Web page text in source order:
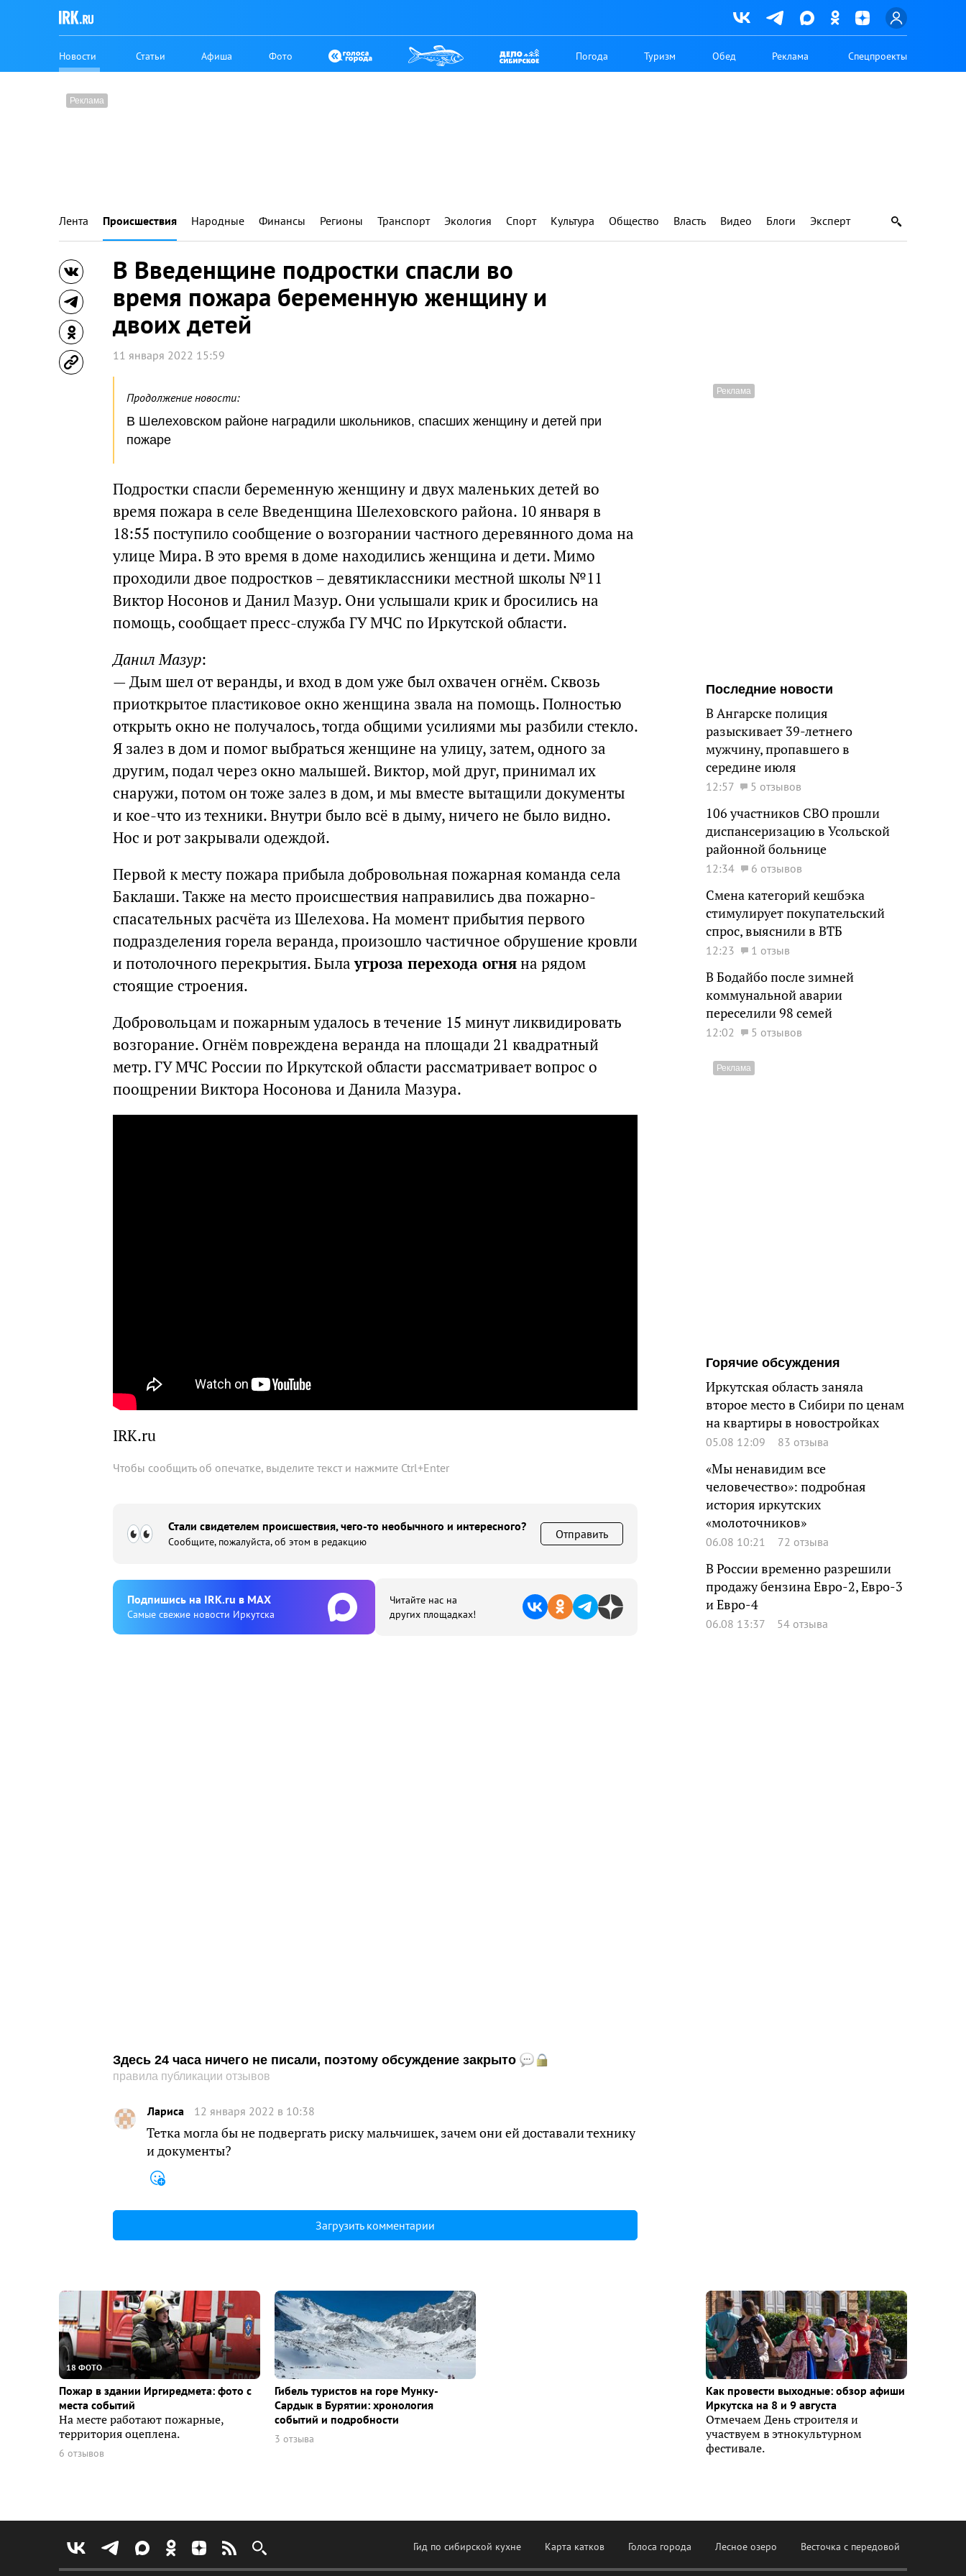
Новости Статьи Афиша Фото Погода Туризм Обед Реклама Спецпроекты
Лента Происшествия Народные Финансы Регионы Транспорт Экология Спорт Культура Общество Власть Видео Блоги Эксперт
В Введенщине подростки спасли во
время пожара беременную женщину и
двоих детей
11 января 2022 15:59
Продолжение новости:
В Шелеховском районе наградили школьников, спасших женщину и детей при
пожаре
Подростки спасли беременную женщину и двух маленьких детей во
время пожара в селе Введенщина Шелеховского района. 10 января в
18:55 поступило сообщение о возгорании частного деревянного дома на
улице Мира. В это время в доме находились женщина и дети. Мимо
проходили двое подростков – девятиклассники местной школы №11
Виктор Носонов и Данил Мазур. Они услышали крик и бросились на
помощь, сообщает пресс-служба ГУ МЧС по Иркутской области.
Данил Мазур:
— Дым шел от веранды, и вход в дом уже был охвачен огнём. Сквозь
приоткрытое пластиковое окно женщина звала на помощь. Полностью
открыть окно не получалось, тогда общими усилиями мы разбили стекло.
Я залез в дом и помог выбраться женщине на улицу, затем, одного за
другим, подал через окно малышей. Виктор, мой друг, принимал их
снаружи, потом он тоже залез в дом, и мы вместе вытащили документы
и кое-что из техники. Внутри было всё в дыму, ничего не было видно.
Нос и рот закрывали одеждой.
Первой к месту пожара прибыла добровольная пожарная команда села
Баклаши. Также на место происшествия направились два пожарно-
спасательных расчёта из Шелехова. На момент прибытия первого
подразделения горела веранда, произошло частичное обрушение кровли
и потолочного перекрытия. Былаугроза перехода огняна рядом
стоящие строения.
Добровольцам и пожарным удалось в течение 15 минут ликвидировать
возгорание. Огнём повреждена веранда на площади 21 квадратный
метр. ГУ МЧС России по Иркутской области рассматривает вопрос о
поощрении Виктора Носонова и Данила Мазура.
IRK.ru
Чтобы сообщить об опечатке, выделите текст и нажмите Ctrl+Enter
Стали свидетелем происшествия, чего-то необычного и интересного?
Сообщите, пожалуйста, об этом в редакцию
Отправить
Подпишиcь на IRK.ru в MAX
Cамые свежие новости Иркутска
Читайте нас на
других площадках!
Здесь 24 часа ничего не писали, поэтому обсуждение закрыто
правила публикации отзывов
Лариса 12 января 2022 в 10:38
Тетка могла бы не подвергать риску мальчишек, зачем они ей доставали технику
и документы?
Загрузить комментарии
Последние новости
В Ангарске полиция
разыскивает 39-летнего
мужчину, пропавшего в
середине июля
12:57 5 отзывов
106 участников СВО прошли
диспансеризацию в Усольской
районной больнице
12:34 6 отзывов
Смена категорий кешбэка
стимулирует покупательский
спрос, выяснили в ВТБ
12:23 1 отзыв
В Бодайбо после зимней
коммунальной аварии
переселили 98 семей
12:02 5 отзывов
Горячие обсуждения
Иркутская область заняла
второе место в Сибири по ценам
на квартиры в новостройках
05.08 12:09 83 отзыва
«Мы ненавидим все
человечество»: подробная
история иркутских
«молоточников»
06.08 10:21 72 отзыва
В России временно разрешили
продажу бензина Евро-2, Евро-3
и Евро-4
06.08 13:37 54 отзыва
18 ФОТО
Пожар в здании Иргиредмета: фото с
места событий
На месте работают пожарные,
территория оцеплена.
6 отзывов
Гибель туристов на горе Мунку-
Сардык в Бурятии: хронология
событий и подробности
3 отзыва
Как провести выходные: обзор афиши
Иркутска на 8 и 9 августа
Отмечаем День строителя и
участвуем в этнокультурном
фестивале.
Гид по сибирской кухне Карта катков Голоса города Лесное озеро Весточка с передовой